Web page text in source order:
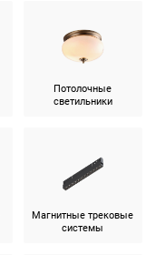
Потолочные
светильники
Магнитные трековые
системы